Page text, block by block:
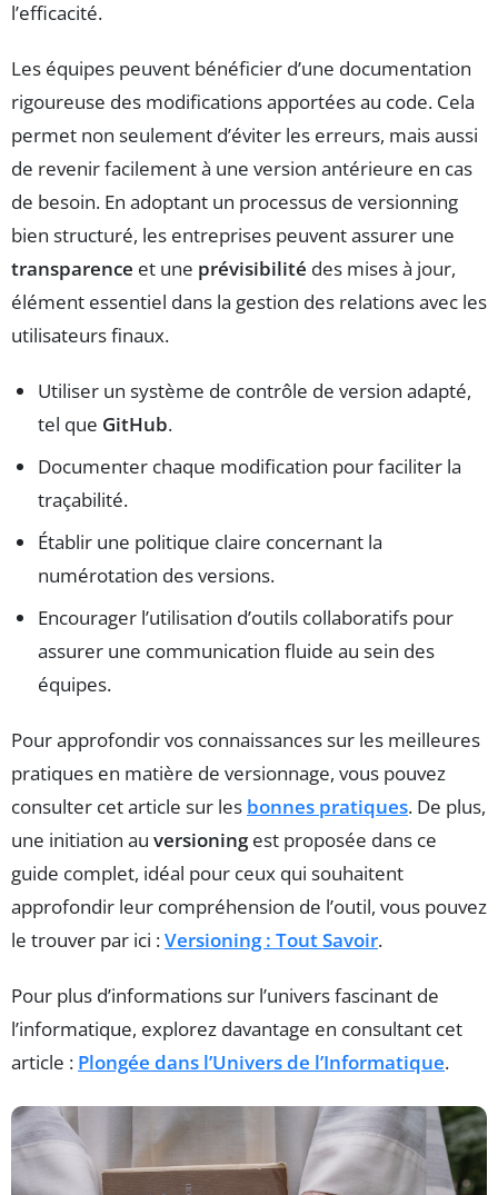
l’efficacité.
Les équipes peuvent bénéficier d’une documentation
rigoureuse des modifications apportées au code. Cela
permet non seulement d’éviter les erreurs, mais aussi
de revenir facilement à une version antérieure en cas
de besoin. En adoptant un processus de versionning
bien structuré, les entreprises peuvent assurer une
transparence et une prévisibilité des mises à jour,
élément essentiel dans la gestion des relations avec les
utilisateurs finaux.
Utiliser un système de contrôle de version adapté,
tel que GitHub.
Documenter chaque modification pour faciliter la
traçabilité.
Établir une politique claire concernant la
numérotation des versions.
Encourager l’utilisation d’outils collaboratifs pour
assurer une communication fluide au sein des
équipes.
Pour approfondir vos connaissances sur les meilleures
pratiques en matière de versionnage, vous pouvez
consulter cet article sur les bonnes pratiques. De plus,
une initiation au versioningest proposée dans ce
guide complet, idéal pour ceux qui souhaitent
approfondir leur compréhension de l’outil, vous pouvez
le trouver par ici :Versioning : Tout Savoir.
Pour plus d’informations sur l’univers fascinant de
l’informatique, explorez davantage en consultant cet
article : Plongée dans l’Univers de l’Informatique.